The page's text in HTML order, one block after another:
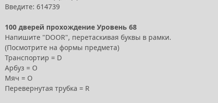
Введите: 614739
100 дверей прохождение Уровень 68
Напишите "DOOR", перетаскивая буквы в рамки.
(Посмотрите на формы предмета)
Транспортир = D
Арбуз = O
Мяч = O
Перевернутая трубка = R